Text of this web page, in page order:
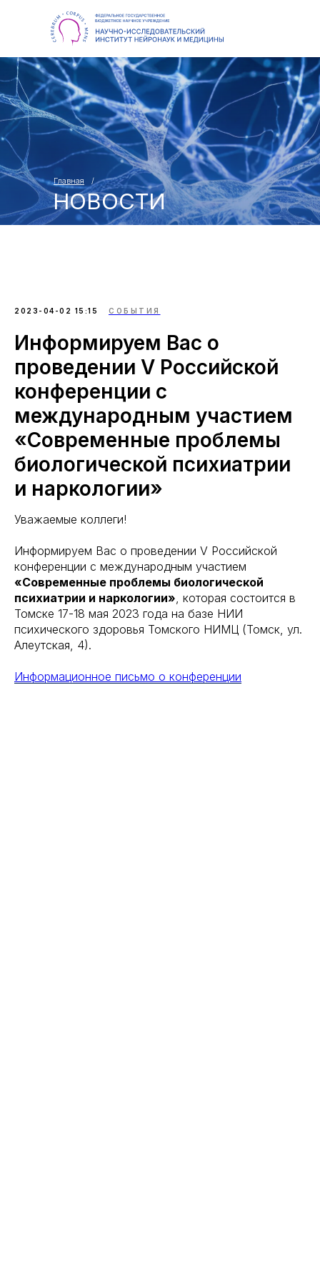
Главная
НОВОСТИ
/
2023-04-02 15:15 СОБЫТИЯ
Информируем Вас о
проведении V Российской
конференции с
международным участием
«Современные проблемы
биологической психиатрии
и наркологии»
Уважаемые коллеги!
Информируем Вас о проведении V Российской
конференции с международным участием
«Современные проблемы биологической
психиатрии и наркологии», которая состоится в
Томске 17-18 мая 2023 года на базе НИИ
психического здоровья Томского НИМЦ (Томск, ул.
Алеутская, 4).
Информационное письмо о конференции